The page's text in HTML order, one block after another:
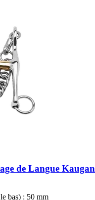
de Langue
bas) : 50 mm